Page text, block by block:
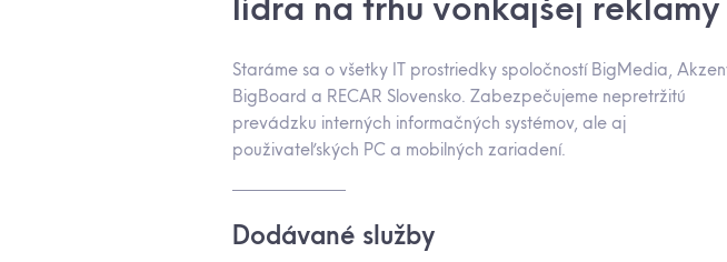
Staráme sa o všetky IT prostriedky spoločností BigMedia,
BigBoard a RECAR Slovensko. Zabezpečujeme nepretržitú
prevádzku interných informačných systémov, ale aj
použivateľských PC a mobilných zariadení.
Dodávané služby